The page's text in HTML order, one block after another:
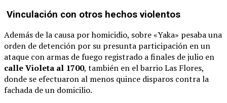
Vinculación con otros hechos violentos
Además de la causa por homicidio, sobre «Yaka» pesaba una
orden de detención por su presunta participación en un
ataque con armas de fuego registrado a finales de julio en
calle Violeta al 1700, también en el barrio Las Flores,
donde se efectuaron al menos quince disparos contra la
fachada de un domicilio.